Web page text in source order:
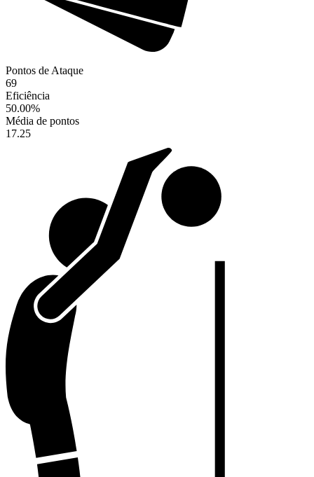
Pontos de Ataque
69
Eficiência
50.00%
Média de pontos
17.25